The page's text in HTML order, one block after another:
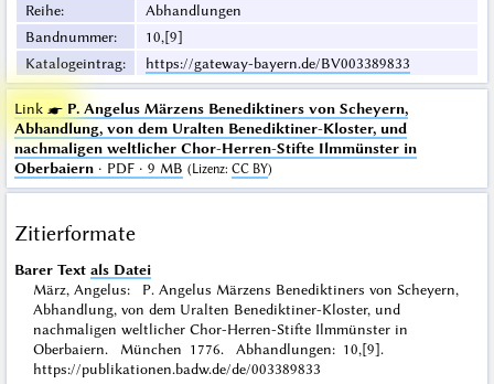
Reihe:
Abhandlungen
Bandnummer:
10,[9]
Katalogeintrag: https://gateway-bayern.de/BV003389833
Link ☛ P. Angelus Märzens Benediktiners von Scheyern,
Abhandlung, von dem Uralten Benediktiner-Kloster, und
nachmaligen weltlicher Chor-Herren-Stifte Ilmmünster in
Oberbaiern· PDF · 9 MB (Lizenz: CC BY)
Zitierformate
Barer Text als Datei
März, Angelus: P. Angelus Märzens Benediktiners von Scheyern,
Abhandlung, von dem Uralten Benediktiner-Kloster, und
nachmaligen weltlicher Chor-Herren-Stifte Ilmmünster in
Oberbaiern. München 1776. Abhandlungen: 10,[9].
https://publikationen.badw.de/de/003389833